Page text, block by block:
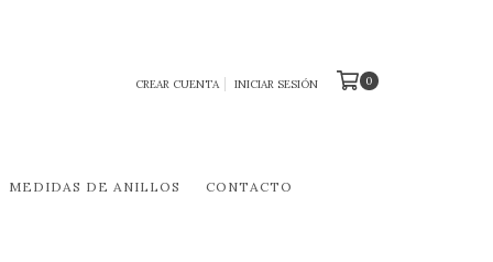
CREAR CUENTA INICIAR SESIÓN 0
MEDIDAS DE ANILLOS CONTACTO